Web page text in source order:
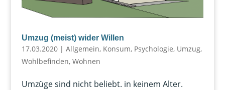
Umzug (meist) wider Willen
17.03.2020| Allgemein, Konsum, Psychologie, Umzug,
Wohlbefinden, Wohnen
Umzüge sind nicht beliebt. in keinem Alter.